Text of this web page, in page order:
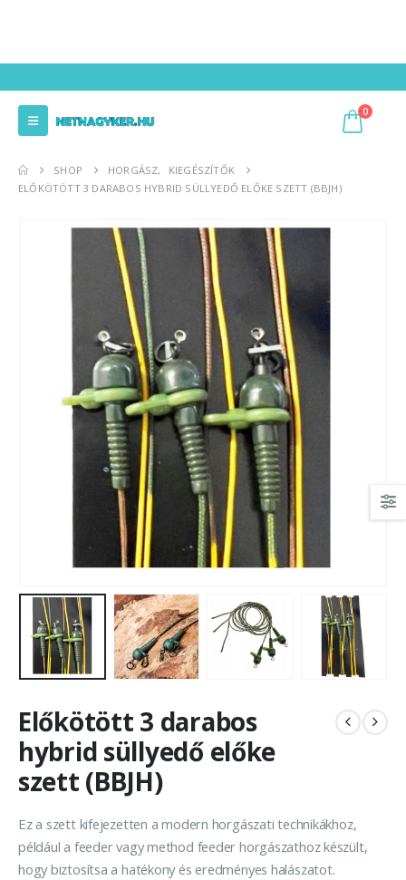
0
SHOP HORGÁSZ,
KIEGÉSZÍTŐK
ELŐKÖTÖTT 3 DARABOS HYBRID SÜLLYEDŐ ELŐKE SZETT (BBJH)
Előkötött 3 darabos
hybrid süllyedő előke
szett (BBJH)
Ez a szett kifejezetten a modern horgászati technikákhoz,
például a feeder vagy method feeder horgászathoz készült,
hogy biztosítsa a hatékony és eredményes halászatot.